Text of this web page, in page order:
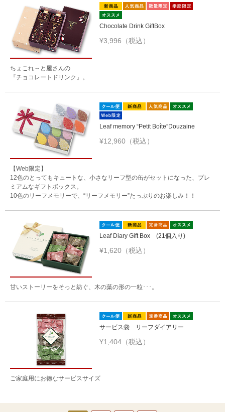
Chocolate Drink GiftBox
¥3,996（税込）
ちょこれ～と屋さんの
『チョコレートドリンク』。
Leaf memory “Petit Boîte”Douzaine
¥12,960（税込）
【Web限定】
12色のとってもキュートな、小さなリーフ型の缶がセットになった、プレ
ミアムなギフトボックス。
10色のリーフメモリーで、“リーフメモリー”たっぷりのお楽しみ！！
Leaf Diary Gift Box (21個入り)
¥1,620（税込）
甘いストーリーをそっと紡ぐ、木の葉の形の一粒･･･。
サービス袋 リーフダイアリー
¥1,404（税込）
ご家庭用にお徳なサービスサイズ